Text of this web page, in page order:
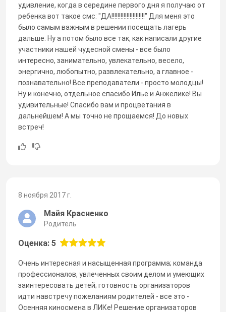
удивление, когда в середине первого дня я получаю от
ребенка вот такое смс: "ДА!!!!!!!!!!!!!!!!!!!!!!" Для меня это
было самым важным в решении посещать лагерь
дальше. Ну а потом было все так, как написали другие
участники нашей чудесной смены - все было
интересно, занимательно, увлекательно, весело,
энергично, любопытно, развлекательно, а главное -
познавательно! Все преподаватели - просто молодцы!
Ну и конечно, отдельное спасибо Илье и Анжелике! Вы
удивительные! Спасибо вам и процветания в
дальнейшем! А мы точно не прощаемся! До новых
встреч!
8 ноября 2017 г.
Майя Красненко
Родитель
Оценка: 5
Очень интересная и насыщенная программа; команда
профессионалов, увлеченных своим делом и умеющих
заинтересовать детей; готовность организаторов
идти навстречу пожеланиям родителей - все это -
Осенняя киносмена в ЛИКе! Решение организаторов